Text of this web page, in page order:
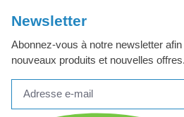
Newsletter
Abonnez-vous à notre newsletter
nouveaux produits et nouvelles offres.